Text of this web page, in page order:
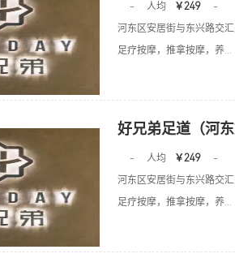
- 人均 ￥249
-
河东区安居街与东兴路交
足疗按摩，推拿按摩，养...
好兄弟足道（河
- 人均 ￥249
-
河东区安居街与东兴路交
足疗按摩，推拿按摩，养...